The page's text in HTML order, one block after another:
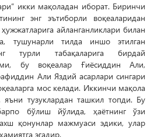
икки мақоладан иборат. Биринчи
энг эътиборли воқеаларидан
айланганликлари билан
тушунарли тилда иншо этилган
турли табақаларига бирдай
бу воқеалар Ғиёсиддин Али,
Али Яздий асарлари сингари
мос келади. Иккинчи мақола
яъни тузуклардан ташкил топди. Бу
бўлиш йўлида, ҳаётнинг ўзи
қонунлар мажмуаси эдики, улар
эгадир.